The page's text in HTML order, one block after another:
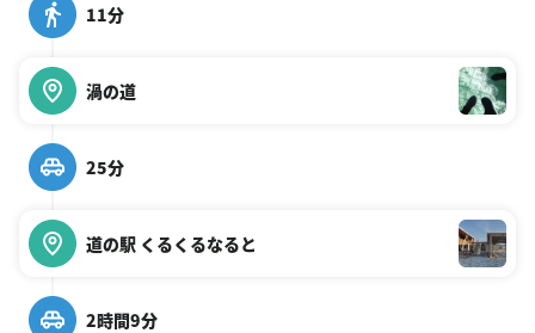
11分
渦の道
25分
道の駅 くるくるなると
2時間9分